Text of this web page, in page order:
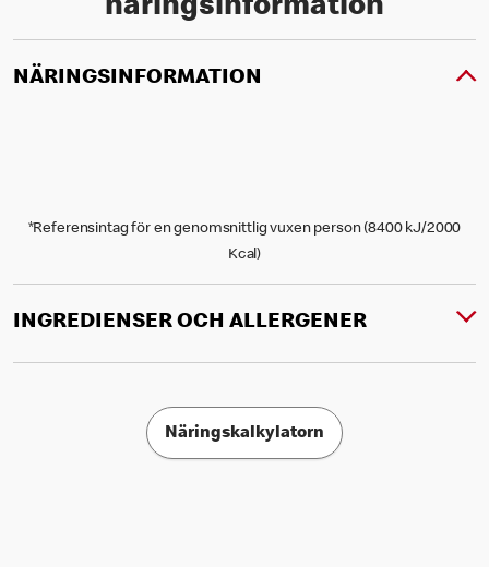
näringsinformation
NÄRINGSINFORMATION
*Referensintag för en genomsnittlig vuxen person (8400 kJ/2000
Kcal)
INGREDIENSER OCH ALLERGENER
Näringskalkylatorn